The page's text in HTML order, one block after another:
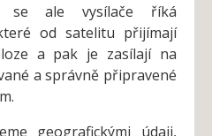
se ale vysílače říká
od satelitu přijímají
a pak je zasílají na
a správně připravené
geografickými údaji,